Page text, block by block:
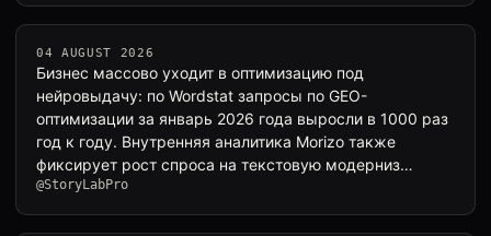
04 AUGUST 2026
Бизнес массово уходит в оптимизацию под
нейровыдачу: по Wordstat запросы по GEO-
оптимизации за январь 2026 года выросли в 1000 раз
год к году. Внутренняя аналитика Morizo также
фиксирует рост спроса на текстовую модерниз…
@StoryLabPro